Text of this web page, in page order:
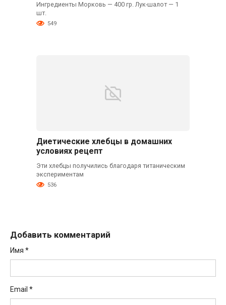
Ингредиенты Морковь — 400 гр. Лук-шалот — 1
шт.
549
Диетические хлебцы в домашних
условиях рецепт
Эти хлебцы получились благодаря титаническим
экспериментам
536
Добавить комментарий
Имя *
Email *